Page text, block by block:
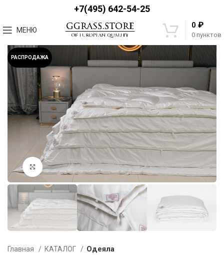
+7(495) 642-54-25
МЕНЮ
0 пунктов
0 ₽
РАСПРОДАЖА
Увеличить
Главная КАТАЛОГ Одеяла